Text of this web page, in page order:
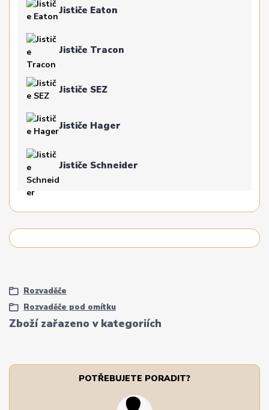
Jističe Eaton
Jističe Tracon
Jističe SEZ
Jističe Hager
Jističe Schneider
Zboží zařazeno v kategoriích
Rozvaděče
Rozvaděče pod omítku
POTŘEBUJETE PORADIT?